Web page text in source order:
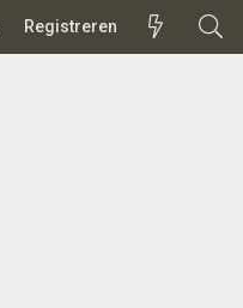
Registreren